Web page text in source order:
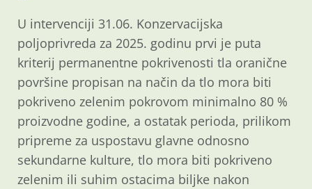
U intervenciji 31.06. Konzervacijska
poljoprivreda za 2025. godinu prvi je puta
kriterij permanentne pokrivenosti tla oranične
površine propisan na način da tlo mora biti
pokriveno zelenim pokrovom minimalno 80 %
proizvodne godine, a ostatak perioda, prilikom
pripreme za uspostavu glavne odnosno
sekundarne kulture, tlo mora biti pokriveno
zelenim ili suhim ostacima biljke nakon